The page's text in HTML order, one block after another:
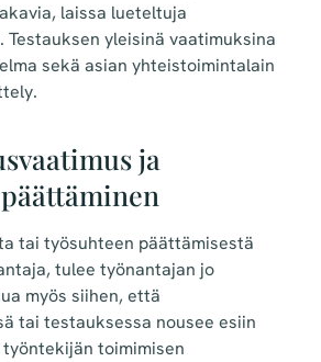
laissa lueteltuja
yleisinä vaatimuksina
sekä asian yhteistoimintalain
ja
tai työsuhteen päättämisestä
tulee työnantajan jo
myös siihen, että
tai testauksessa nousee esiin
toimimisen